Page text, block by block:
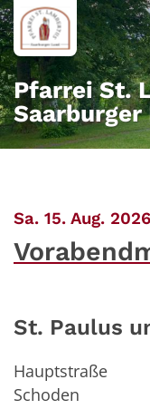
Zum Inhalt
Pfarrei St.
Saarburger
Sa. 15. Aug.
St. Paulus
Hauptstraße
Schoden